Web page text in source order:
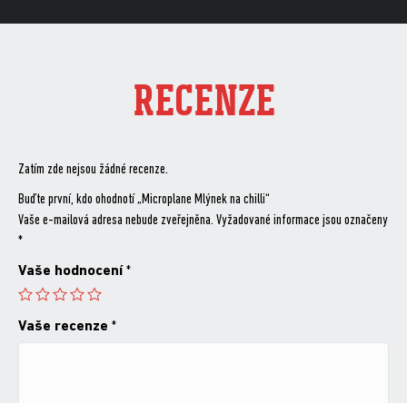
RECENZE
Zatím zde nejsou žádné recenze.
Buďte první, kdo ohodnotí „Microplane Mlýnek na chilli“
Vaše e-mailová adresa nebude zveřejněna. Vyžadované informace jsou označeny
*
Vaše hodnocení *
Vaše recenze *